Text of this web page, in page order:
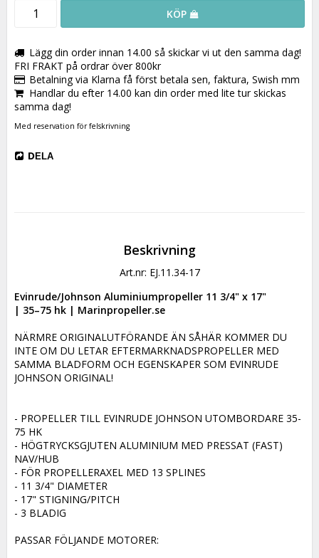
KÖP
Lägg din order innan 14.00 så skickar vi ut den samma dag!
FRI FRAKT på ordrar över 800kr
Betalning via Klarna få först betala sen, faktura, Swish mm
Handlar du efter 14.00 kan din order med lite tur skickas
samma dag!
Med reservation för felskrivning
DELA
Beskrivning
Art.nr: EJ.11.34-17
Evinrude/Johnson Aluminiumpropeller 11 3/4" x 17"
| 35–75 hk | Marinpropeller.se
NÄRMRE ORIGINALUTFÖRANDE ÄN SÅHÄR KOMMER DU
INTE OM DU LETAR EFTERMARKNADSPROPELLER MED
SAMMA BLADFORM OCH EGENSKAPER SOM EVINRUDE
JOHNSON ORIGINAL!
- PROPELLER TILL EVINRUDE JOHNSON UTOMBORDARE 35-
75 HK
- HÖGTRYCKSGJUTEN ALUMINIUM MED PRESSAT (FAST)
NAV/HUB
- FÖR PROPELLERAXEL MED 13 SPLINES
- 11 3/4" DIAMETER
- 17" STIGNING/PITCH
- 3 BLADIG
PASSAR FÖLJANDE MOTORER: